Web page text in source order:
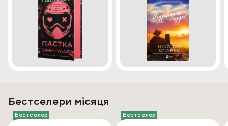
Бестселери місяця
Бестселер
Бестселер